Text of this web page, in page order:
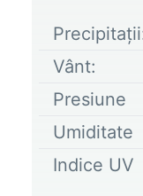
Vânt:
Presiune
Umiditate
Indice UV